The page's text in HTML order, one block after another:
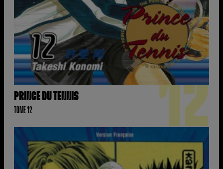
PRINCE DU TENNIS
TOME 12 12